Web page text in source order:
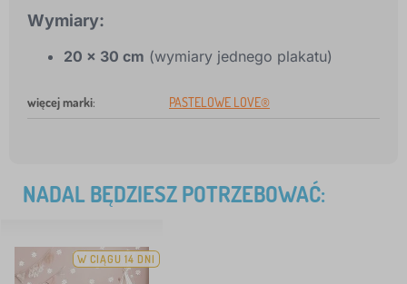
Wymiary:
20 × 30 cm (wymiary jednego plakatu)
więcej marki: PASTELOWE LOVE®
NADAL BĘDZIESZ POTRZEBOWAĆ:
W CIĄGU 14 DNI